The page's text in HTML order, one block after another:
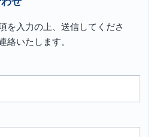
を入力の上、送信してくださ
絡いたします。